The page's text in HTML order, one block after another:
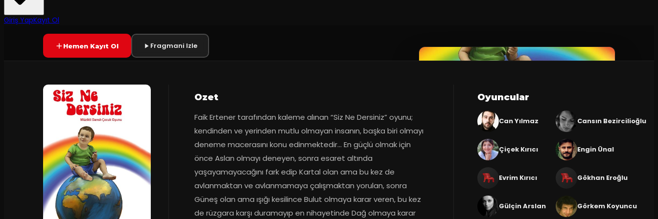
Giriş YapKayıt OlSONA ERDI
Hemen Kayıt Ol Fragmani Izle
Ozet
Faik Ertener tarafından kaleme alınan “Siz Ne Dersiniz” oyunu;
kendinden ve yerinden mutlu olmayan insanın, başka biri olmayı
deneme macerasını konu edinmektedir... En güçlü olmak için
önce Aslan olmayı deneyen, sonra esaret altında
yaşayamayacağını fark edip Kartal olan ama bu kez de
avlanmaktan ve avlanmamaya çalışmaktan yorulan, sonra
Güneş olan ama ışığı kesilince Bulut olmaya karar veren, bu kez
de rüzgara karşı duramayıp en nihayetinde Dağ olmaya karar
Oyuncular
Can Yılmaz Cansın Bezircilioğlu
Çiçek Kırıcı Engin Ünal
Evrim Kırıcı Gökhan Eroğlu
Gülçin Arslan Görkem Koyuncu